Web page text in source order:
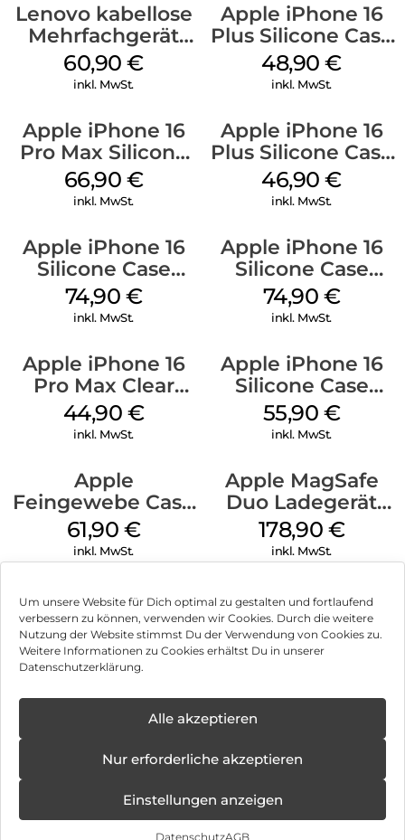
Um unsere Website für Dich optimal zu gestalten und fortlaufend
verbessern zu können, verwenden wir Cookies. Durch die weitere
Nutzung der Website stimmst Du der Verwendung von Cookies zu.
Weitere Informationen zu Cookies erhältst Du in unserer
Datenschutzerklärung.
Alle akzeptieren
Nur erforderliche akzeptieren
Einstellungen anzeigen
DatenschutzAGB
Lenovo kabellose
Mehrfachgerät
Luna Grey
60,90€
inkl. MwSt.
Apple iPhone 16
Plus Silicone Case
MagSafe Denim
48,90€
inkl. MwSt.
Apple iPhone 16
Pro Max Silicone
Case MagSafe
Black
66,90 €
inkl. MwSt.
Apple iPhone 16
Plus Silicone Case
MagSafe Stone
Gray
46,90€
inkl. MwSt.
Apple iPhone 16
Silicone Case
MagSafe Black
74,90 €
inkl. MwSt.
Apple iPhone 16
Silicone Case
MagSafe Lake
Green
74,90 €
inkl. MwSt.
Apple iPhone 16
Pro Max Clear
Case MagSafe
Transparent
44,90 €
inkl. MwSt.
Apple iPhone 16
Silicone Case
MagSafe Plum
55,90 €
inkl. MwSt.
Apple
Feingewebe Case
iPhone 15 Pro
MagSafe Schwarz
61,90 €
inkl. MwSt.
Apple MagSafe
Duo Ladegerät
Weiß
178,90 €
inkl. MwSt.
Impressum
Hinweis zur Batterieentsorgung
Newsletter